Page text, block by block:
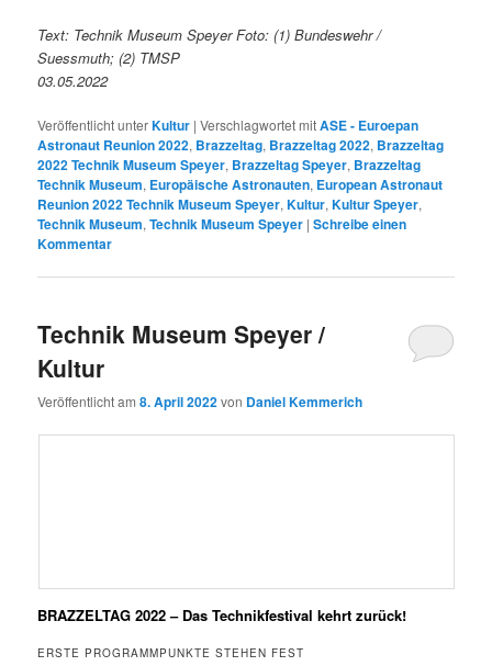
Text: Technik Museum Speyer Foto: (1) Bundeswehr /
Suessmuth; (2) TMSP
03.05.2022
Veröffentlicht unterKultur |Verschlagwortet mitASE - Euroepan
Astronaut Reunion 2022, Brazzeltag, Brazzeltag 2022, Brazzeltag
2022 Technik Museum Speyer, Brazzeltag Speyer, Brazzeltag
Technik Museum, Europäische Astronauten, European Astronaut
Reunion 2022 Technik Museum Speyer,Kultur,Kultur Speyer,
Technik Museum,Technik Museum Speyer |Schreibe einen
Kommentar
Technik Museum Speyer /
Kultur
Veröffentlicht am8. April 2022von Daniel Kemmerich
BRAZZELTAG 2022 – Das Technikfestival kehrt zurück!
ERSTE PROGRAMMPUNKTE STEHEN FEST